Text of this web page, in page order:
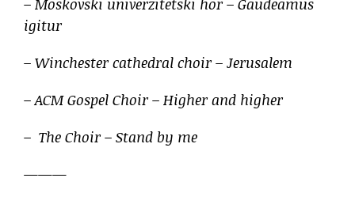
– Moskovski univerzitetski hor – Gaudeamus
igitur
– Winchester cathedral choir – Jerusalem
– ACM Gospel Choir – Higher and higher
– The Choir – Stand by me
———